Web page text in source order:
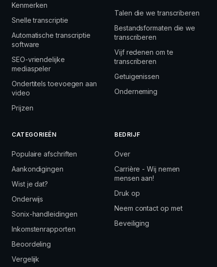
Kenmerken
Snelle transcriptie
Automatische transcriptie
software
SEO-vriendelijke
mediaspeler
Ondertitels toevoegen aan
video
Prijzen
Talen die we transcriberen
Bestandsformaten die we
transcriberen
Vijf redenen om te
transcriberen
Getuigenissen
Onderneming
CATEGORIEËN
Populaire afschriften
Aankondigingen
Wist je dat?
Onderwijs
Sonix-handleidingen
Inkomstenrapporten
Beoordeling
Vergelijk
BEDRIJF
Over
Carrière - Wij nemen
mensen aan!
Druk op
Neem contact op met
Beveiliging